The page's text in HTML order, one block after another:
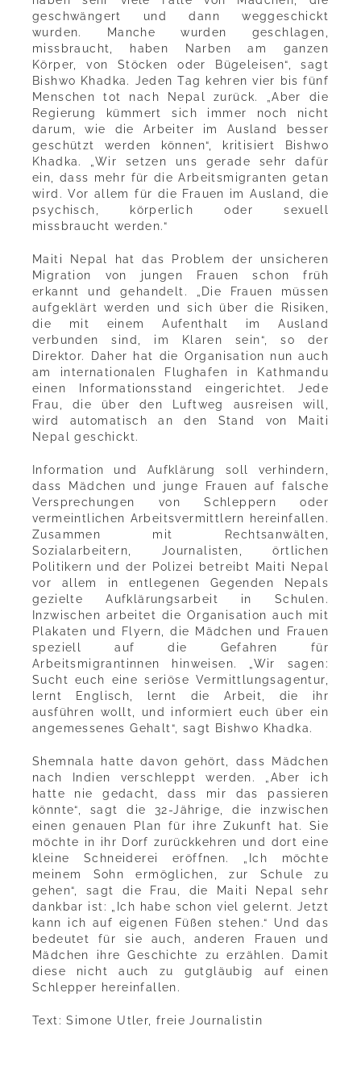
geschwängert und dann weggeschickt
wurden. Manche wurden geschlagen,
missbraucht, haben Narben am ganzen
Körper, von Stöcken oder Bügeleisen“, sagt
Bishwo Khadka. Jeden Tag kehren vier bis fünf
Menschen tot nach Nepal zurück. „Aber die
Regierung kümmert sich immer noch nicht
darum, wie die Arbeiter im Ausland besser
geschützt werden können“, kritisiert Bishwo
Khadka. „Wir setzen uns gerade sehr dafür
ein, dass mehr für die Arbeitsmigranten getan
wird. Vor allem für die Frauen im Ausland, die
psychisch, körperlich oder sexuell
missbraucht werden.“
Maiti Nepal hat das Problem der unsicheren
Migration von jungen Frauen schon früh
erkannt und gehandelt. „Die Frauen müssen
aufgeklärt werden und sich über die Risiken,
die mit einem Aufenthalt im Ausland
verbunden sind, im Klaren sein“, so der
Direktor. Daher hat die Organisation nun auch
am internationalen Flughafen in Kathmandu
einen Informationsstand eingerichtet. Jede
Frau, die über den Luftweg ausreisen will,
wird automatisch an den Stand von Maiti
Nepal geschickt.
Information und Aufklärung soll verhindern,
dass Mädchen und junge Frauen auf falsche
Versprechungen von Schleppern oder
vermeintlichen Arbeitsvermittlern hereinfallen.
Zusammen mit Rechtsanwälten,
Sozialarbeitern, Journalisten, örtlichen
Politikern und der Polizei betreibt Maiti Nepal
vor allem in entlegenen Gegenden Nepals
gezielte Aufklärungsarbeit in Schulen.
Inzwischen arbeitet die Organisation auch mit
Plakaten und Flyern, die Mädchen und Frauen
speziell auf die Gefahren für
Arbeitsmigrantinnen hinweisen. „Wir sagen:
Sucht euch eine seriöse Vermittlungsagentur,
lernt Englisch, lernt die Arbeit, die ihr
ausführen wollt, und informiert euch über ein
angemessenes Gehalt“, sagt Bishwo Khadka.
Shemnala hatte davon gehört, dass Mädchen
nach Indien verschleppt werden. „Aber ich
hatte nie gedacht, dass mir das passieren
könnte“, sagt die 32-Jährige, die inzwischen
einen genauen Plan für ihre Zukunft hat. Sie
möchte in ihr Dorf zurückkehren und dort eine
kleine Schneiderei eröffnen. „Ich möchte
meinem Sohn ermöglichen, zur Schule zu
gehen“, sagt die Frau, die Maiti Nepal sehr
dankbar ist: „Ich habe schon viel gelernt. Jetzt
kann ich auf eigenen Füßen stehen.“ Und das
bedeutet für sie auch, anderen Frauen und
Mädchen ihre Geschichte zu erzählen. Damit
diese nicht auch zu gutgläubig auf einen
Schlepper hereinfallen.
Text: Simone Utler, freie Journalistin